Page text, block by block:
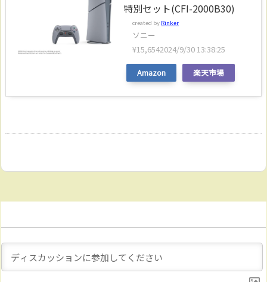
特別セット(CFI-2000B30)
created by Rinker
ソニー
¥15,6542024/9/30 13:38:25
Amazon 楽天市場